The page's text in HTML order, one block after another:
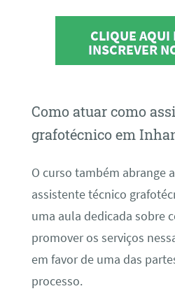
CLIQUE AQUI
INSCREVER
Como atuar como
grafotécnico em
O curso também abrange
assistente técnico
uma aula dedicada sobre
promover os serviços
em favor de uma das
processo.